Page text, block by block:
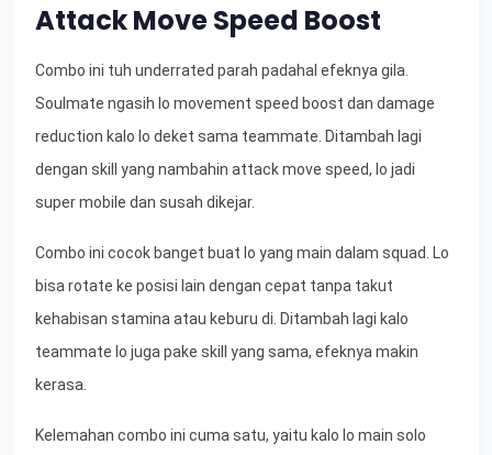
Attack Move Speed Boost
Combo ini tuh underrated parah padahal efeknya gila.
Soulmate ngasih lo movement speed boost dan damage
reduction kalo lo deket sama teammate. Ditambah lagi
dengan skill yang nambahin attack move speed, lo jadi
super mobile dan susah dikejar.
Combo ini cocok banget buat lo yang main dalam squad. Lo
bisa rotate ke posisi lain dengan cepat tanpa takut
kehabisan stamina atau keburu di. Ditambah lagi kalo
teammate lo juga pake skill yang sama, efeknya makin
kerasa.
Kelemahan combo ini cuma satu, yaitu kalo lo main solo